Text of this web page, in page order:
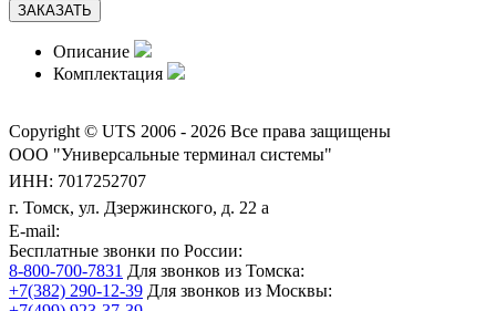
ЗАКАЗАТЬ
Описание
Комплектация
Copyright © UTS 2006 - 2026 Все права защищены
ООО "Универсальные терминал системы"
ИНН: 7017252707
г. Томск, ул. Дзержинского, д. 22 а
E-mail:
Бесплатные звонки по России:
8-800-700-7831 Для звонков из Томска:
+7(382) 290-12-39 Для звонков из Москвы: